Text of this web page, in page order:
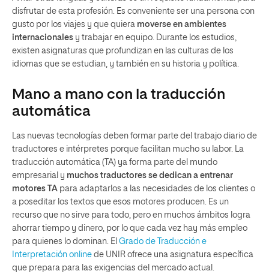
disfrutar de esta profesión. Es conveniente ser una persona con
gusto por los viajes y que quiera moverse en ambientes
internacionales y trabajar en equipo. Durante los estudios,
existen asignaturas que profundizan en las culturas de los
idiomas que se estudian, y también en su historia y política.
Mano a mano con la traducción
automática
Las nuevas tecnologías deben formar parte del trabajo diario de
traductores e intérpretes porque facilitan mucho su labor. La
traducción automática (TA) ya forma parte del mundo
empresarial y muchos traductores se dedican a entrenar
motores TA para adaptarlos a las necesidades de los clientes o
a poseditar los textos que esos motores producen. Es un
recurso que no sirve para todo, pero en muchos ámbitos logra
ahorrar tiempo y dinero, por lo que cada vez hay más empleo
para quienes lo dominan. El Grado de Traducción e
Interpretación online de UNIR ofrece una asignatura específica
que prepara para las exigencias del mercado actual.